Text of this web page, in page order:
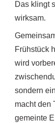
Das klingt
wirksam.
Frühstück
wird
sondern
macht den
gemeinte